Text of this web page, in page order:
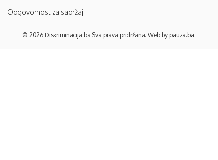
Odgovornost za sadržaj
© 2026 Diskriminacija.ba Sva prava pridržana. Web by pauza.ba.